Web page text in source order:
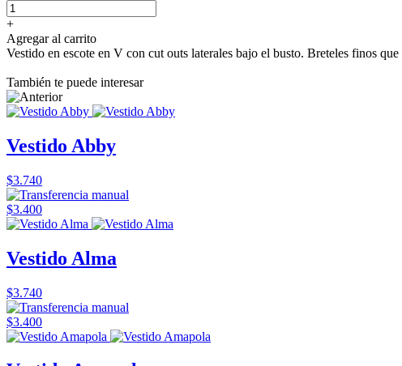
+
Agregar al carrito
Vestido en escote en V con cut outs laterales bajo el busto. Breteles finos
También te puede interesar
Vestido Abby
$3.740
$3.400
Vestido Alma
$3.740
$3.400